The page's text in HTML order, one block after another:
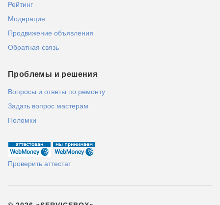
Рейтинг
Модерация
Продвижение объявления
Обратная связь
Проблемы и решения
Вопросы и ответы по ремонту
Задать вопрос мастерам
Поломки
Проверить аттестат